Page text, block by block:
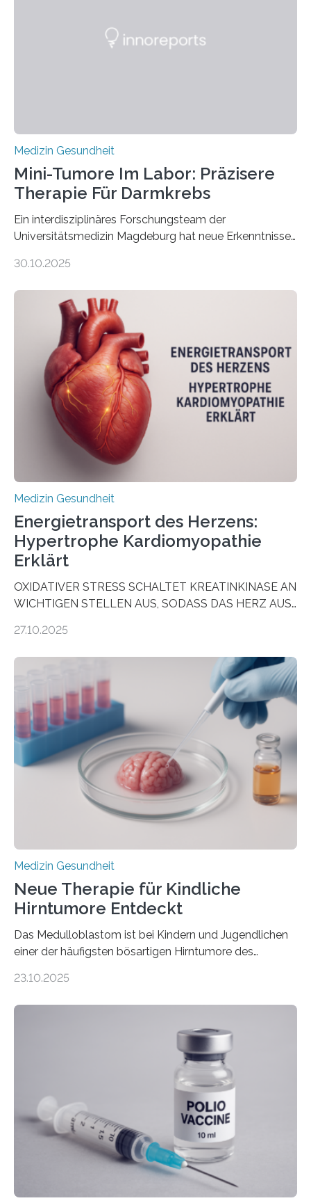
Medizin Gesundheit
Mini-Tumore Im Labor: Präzisere
Therapie Für Darmkrebs
Ein interdisziplinäres Forschungsteam der
Universitätsmedizin Magdeburg hat neue Erkenntnisse
behandelt werden kann. In ihrer aktuellen Studie,
Oncology, zeigen die Forschenden, dass Mini-Tumore
aus Gewebe von Patientinnen und Patienten –
sogenannte Organoide – genutzt werden können, um
vorab zu prüfen, welche Medikamente am besten
wirken. Dabei wurde ein Eiweiß identifiziert, das künftig
als Biomarker für die Wahl der passenden Therapie
dienen könnte. Darmkrebs zählt weltweit zu den
häufigsten Krebsarten und stellt…
30.10.2025
Medizin Gesundheit
Energietransport des Herzens:
Hypertrophe Kardiomyopathie
Erklärt
OXIDATIVER STRESS SCHALTET KREATINKINASE AN
WICHTIGEN STELLEN AUS, SODASS DAS HERZ AUS
aus dem Deutschen Zentrum für Herzinsuffizienz
im Journal Circulation, warum der Energietransport bei
der Hypertrophen Kardiomyopathie (HCM) versagen
kann und wie sich durch eine Verringerung der
Herzbelastung und des oxidativen Stresses
Rhythmusstörungen reduzieren lassen. Würzburg. Die
hypertrophe Kardiomyopathie (HCM) ist die häufigste
erblich bedingte Herzerkrankung. Sie führt dazu, dass
sich die linke Herzkammer verdickt, der Herzmuskel zu
stark kontrahiert…
27.10.2025
Medizin Gesundheit
Neue Therapie für Kindliche
Hirntumore Entdeckt
Das Medulloblastom ist bei Kindern und Jugendlichen
einer der häufigsten bösartigen Hirntumore des
Betroffenen können mit heutigen Methoden geheilt
Dringend benötigt werden zielgerichtete Therapien, die
nur Tumorschwachstellen angreifen und normales
Gewebe verschonen. Forschende um Daniel Merk vom
Hertie-Institut für klinische Hirnforschung am
Universitätsklinikum Tübingen haben eine solche
Schwachstelle im Erbgut einer Untergruppe des
Medulloblastoms gefunden. Die Wilhelm Sander-
Stiftung unterstützte das Projekt…
23.10.2025